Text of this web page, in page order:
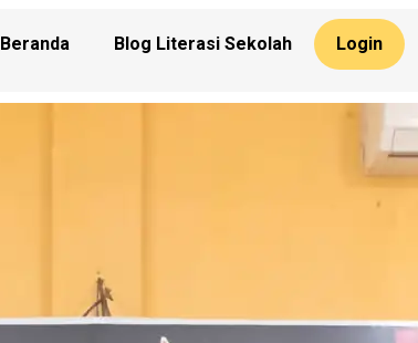
Beranda Blog Literasi Sekolah Login